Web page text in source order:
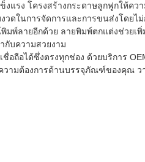
ง โครงสร้างกระดาษลูกฟูกให้ค
ดในการจัดการและการขนส่งโดย
ลายอีกด้วย ลายพิมพ์ตกแต่งช่วยเ
กับความสวยงาม
อได้ซึ่งตรงทุกช่อง ด้วยบริการ
มต้องการด้านบรรจุภัณฑ์ของคุณ ว